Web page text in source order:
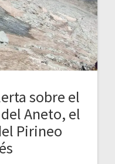
sobre el
Aneto, el
Pirineo